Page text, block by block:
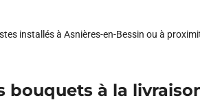
installés à Asnières-en-Bessin ou à
bouquets à la